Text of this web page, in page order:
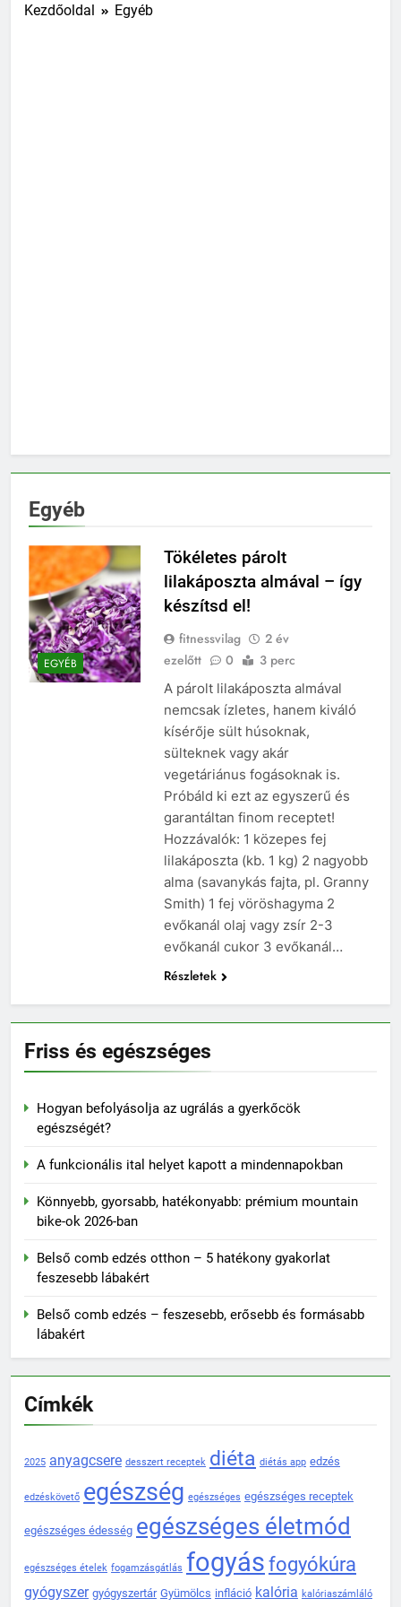
Kezdőoldal Egyéb
Egyéb
EGYÉB
Tökéletes párolt
lilakáposzta almával – így
készítsd el!
fitnessvilag
2 év
ezelőtt
0 3 perc
A párolt lilakáposzta almával
nemcsak ízletes, hanem kiváló
kísérője sült húsoknak,
sülteknek vagy akár
vegetáriánus fogásoknak is.
Próbáld ki ezt az egyszerű és
garantáltan finom receptet!
Hozzávalók: 1 közepes fej
lilakáposzta (kb. 1 kg) 2 nagyobb
alma (savanykás fajta, pl. Granny
Smith) 1 fej vöröshagyma 2
evőkanál olaj vagy zsír 2-3
evőkanál cukor 3 evőkanál…
Részletek
Friss és egészséges
Hogyan befolyásolja az ugrálás a gyerkőcök
egészségét?
A funkcionális ital helyet kapott a mindennapokban
Könnyebb, gyorsabb, hatékonyabb: prémium mountain
bike-ok 2026-ban
Belső comb edzés otthon – 5 hatékony gyakorlat
feszesebb lábakért
Belső comb edzés – feszesebb, erősebb és formásabb
lábakért
Címkék
2025 anyagcsere desszert receptek diéta diétás app edzés
edzéskövető egészség egészséges egészséges receptek
egészséges édesség egészséges életmód
egészséges ételek fogamzásgátlás fogyás fogyókúra
gyógyszer gyógyszertár Gyümölcs infláció kalória kalóriaszámláló